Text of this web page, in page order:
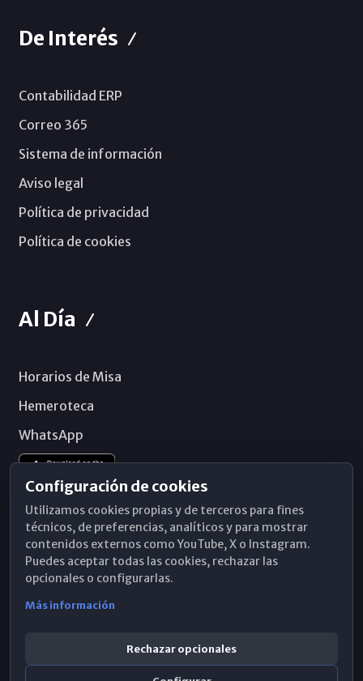
De Interés
Contabilidad ERP
Correo 365
Sistema de información
Aviso legal
Política de privacidad
Política de cookies
Al Día
Horarios de Misa
Hemeroteca
WhatsApp
Configuración de cookies
Utilizamos cookies propias y de terceros para fines
técnicos, de preferencias, analíticos y para mostrar
contenidos externos como YouTube, X o Instagram.
Puedes aceptar todas las cookies, rechazar las
opcionales o configurarlas.
Más información
Rechazar opcionales